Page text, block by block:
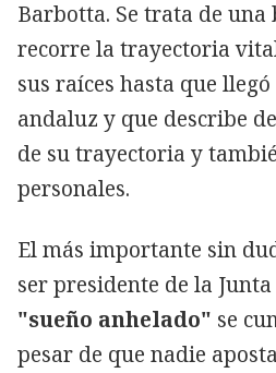
Barbotta. Se trata de
recorre la trayectoria
sus raíces hasta que
andaluz y que describe
de su trayectoria y
personales.
El más importante sin
ser presidente de la
"sueño anhelado" se
pesar de que nadie